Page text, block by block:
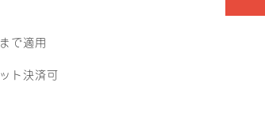
で適用
ト決済可